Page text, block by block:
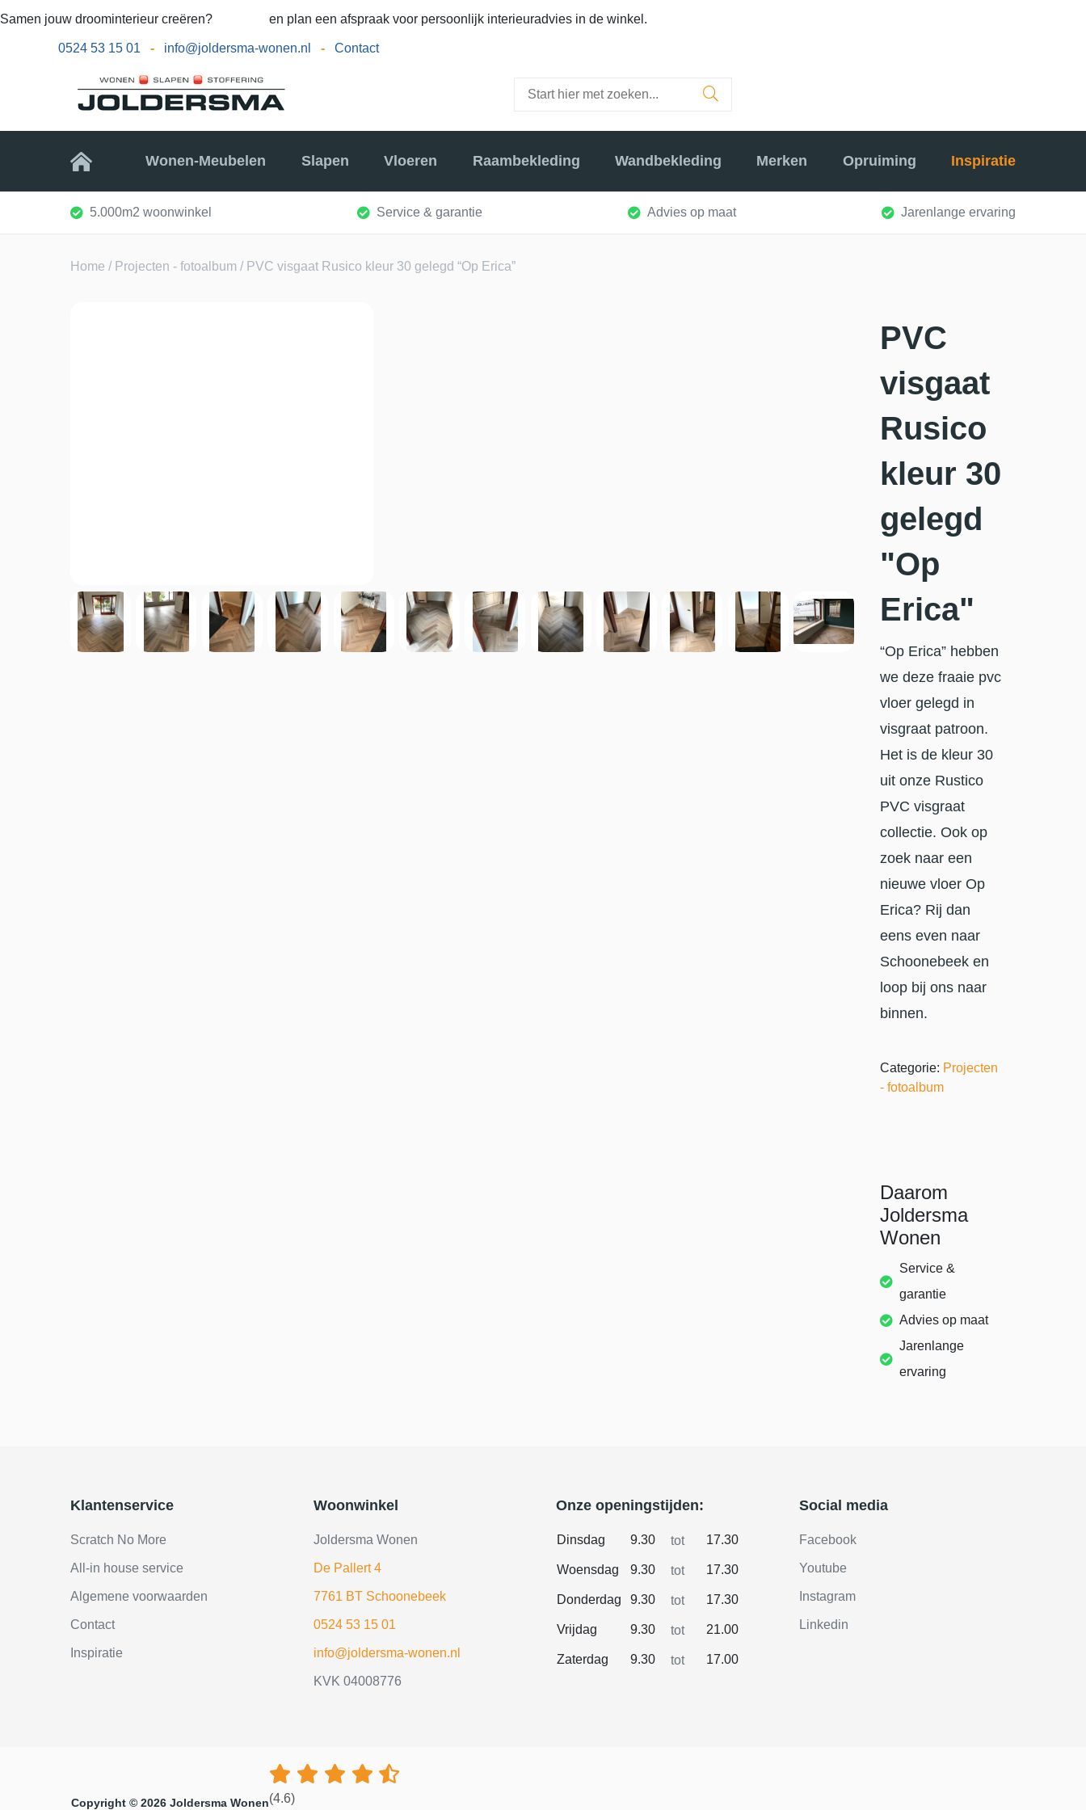
Samen jouw droominterieur creëren? en plan een afspraak voor persoonlijk interieuradvies in de winkel.
0524 53 15 01 - info@joldersma-wonen.nl - Contact
Home Wonen-Meubelen Slapen Vloeren Raambekleding Wandbekleding Merken Opruiming Inspiratie
5.000m2 woonwinkel Service & garantie Advies op maat Jarenlange ervaring
Home / Projecten - fotoalbum / PVC visgaat Rusico kleur 30 gelegd “Op Erica”
PVC
visgaat
Rusico
kleur 30
gelegd
"Op
Erica"
“Op Erica” hebben
we deze fraaie pvc
vloer gelegd in
visgraat patroon.
Het is de kleur 30
uit onze Rustico
PVC visgraat
collectie. Ook op
zoek naar een
nieuwe vloer Op
Erica? Rij dan
eens even naar
Schoonebeek en
loop bij ons naar
binnen.
Categorie: Projecten
- fotoalbum
Daarom
Joldersma
Wonen
Service &
garantie
Advies op maat
Jarenlange
ervaring
Klantenservice
Scratch No More
All-in house service
Algemene voorwaarden
Contact
Inspiratie
Woonwinkel
Joldersma Wonen
De Pallert 4
7761 BT Schoonebeek
0524 53 15 01
info@joldersma-wonen.nl
KVK 04008776
Onze openingstijden:
Dinsdag 9.30 tot 17.30
Woensdag 9.30 tot 17.30
Donderdag 9.30 tot 17.30
Vrijdag 9.30 tot 21.00
Zaterdag 9.30 tot 17.00
Social media
Facebook
Youtube
Instagram
Linkedin
Copyright © 2026 Joldersma Wonen(4.6)